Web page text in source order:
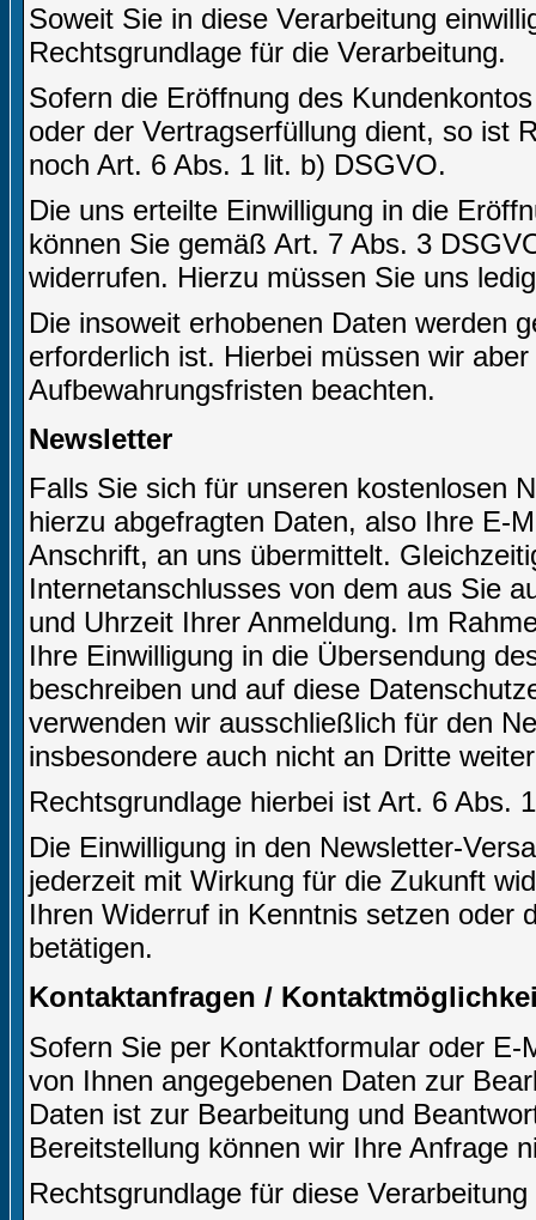
Soweit Sie in diese Verarbeitung
Rechtsgrundlage für die Verarbeitung.
Sofern die Eröffnung des
oder der Vertragserfüllung dient, so ist
noch Art. 6 Abs. 1 lit. b) DSGVO.
Die uns erteilte Einwilligung in die
können Sie gemäß Art. 7 Abs. 3
widerrufen. Hierzu müssen Sie uns
Die insoweit erhobenen Daten werden
erforderlich ist. Hierbei müssen wir
Aufbewahrungsfristen beachten.
Newsletter
Falls Sie sich für unseren kostenlosen
hierzu abgefragten Daten, also Ihre E-
Anschrift, an uns übermittelt.
Internetanschlusses von dem aus Sie
und Uhrzeit Ihrer Anmeldung. Im
Ihre Einwilligung in die Übersendung
beschreiben und auf diese
verwenden wir ausschließlich für den
insbesondere auch nicht an Dritte
Rechtsgrundlage hierbei ist Art. 6 Abs.
Die Einwilligung in den Newsletter-
jederzeit mit Wirkung für die Zukunft
Ihren Widerruf in Kenntnis setzen oder
betätigen.
Kontaktanfragen /
Sofern Sie per Kontaktformular oder
von Ihnen angegebenen Daten zur
Daten ist zur Bearbeitung und
Bereitstellung können wir Ihre Anfrage
Rechtsgrundlage für diese